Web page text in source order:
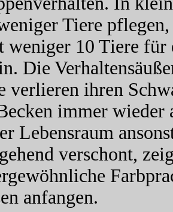
Tiere
weniger 10 Tiere für
Die
verlieren ihren
immer
Lebensraum
verschont,
anfangen.